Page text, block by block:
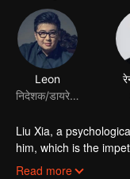
Liu Xia, a
him, which is the
psychological
Read more